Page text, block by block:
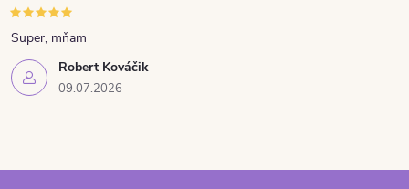
Robert Kováčik
09.07.2026
Super, mňam